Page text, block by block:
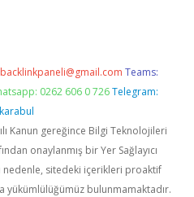
backlinkpaneli@gmail.com Teams:
0262 606 0 726 Telegram:
Kanun gereğince Bilgi Teknolojileri
onaylanmış bir Yer Sağlayıcı
sitedeki içerikleri proaktif
yükümlülüğümüz bulunmamaktadır.